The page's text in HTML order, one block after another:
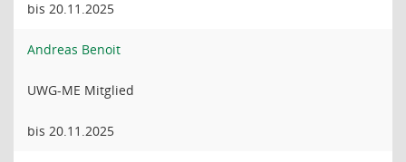
bis 20.11.2025
Andreas Benoit
UWG-ME Mitglied
bis 20.11.2025